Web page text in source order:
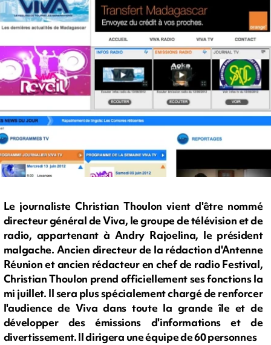
Le journaliste Christian Thoulon vient d'être nommé
directeur général de Viva, le groupe de télévision et de
radio, appartenant à Andry Rajoelina, le président
malgache. Ancien directeur de la rédaction d'Antenne
Réunion et ancien rédacteur en chef de radio Festival,
Christian Thoulon prend officiellement ses fonctions la
mi juillet. Il sera plus spécialement chargé de renforcer
l'audience de Viva dans toute la grande île et de
développer des émissions d'informations et de
divertissement. Il dirigera une équipe de 60 personnes